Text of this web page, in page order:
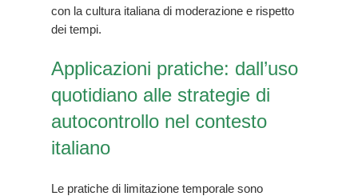
con la cultura italiana di moderazione e rispetto
dei tempi.
Applicazioni pratiche: dall’uso
quotidiano alle strategie di
autocontrollo nel contesto
italiano
Le pratiche di limitazione temporale sono